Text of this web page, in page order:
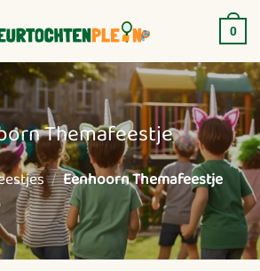
0
Themafeestje
/Eenhoorn Themafeestje